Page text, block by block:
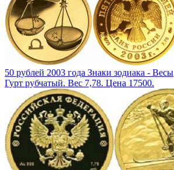
50 рублей 2003 года Знаки зодиака - Весы
Гурт рубчатый. Вес 7,78. Цена 17500.